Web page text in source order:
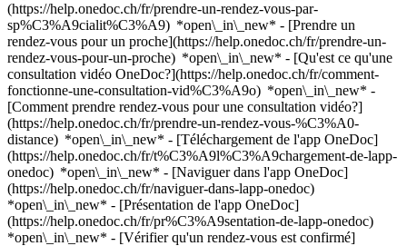
(https://help.onedoc.ch/fr/prendre-un-rendez-vous-par-
sp%C3%A9cialit%C3%A9) *open\_in\_new* - [Prendre un
rendez-vous pour un proche](https://help.onedoc.ch/fr/prendre-un-
rendez-vous-pour-un-proche) *open\_in\_new* - [Qu'est ce qu'une
consultation vidéo OneDoc?](https://help.onedoc.ch/fr/comment-
fonctionne-une-consultation-vid%C3%A9o) *open\_in\_new* -
[Comment prendre rendez-vous pour une consultation vidéo?]
(https://help.onedoc.ch/fr/prendre-un-rendez-vous-%C3%A0-
distance) *open\_in\_new* - [Téléchargement de l'app OneDoc]
(https://help.onedoc.ch/fr/t%C3%A9l%C3%A9chargement-de-lapp-
onedoc) *open\_in\_new* - [Naviguer dans l'app OneDoc]
(https://help.onedoc.ch/fr/naviguer-dans-lapp-onedoc)
*open\_in\_new* - [Présentation de l'app OneDoc]
(https://help.onedoc.ch/fr/pr%C3%A9sentation-de-lapp-onedoc)
*open\_in\_new* - [Vérifier qu'un rendez-vous est confirmé](https://help.onedoc.ch/fr/v%C3%A9rifier-quun-rendez-vous-est-confirm%C3%A9) *open\_in\_new* - [Annuler un rendez-vous pris en ligne sur OneDoc](https://help.onedoc.ch/fr/annuler-un-rendez-vous-pris-en-ligne-sur-onedoc) *open\_in\_new* - [Je ne reçois pas de confirmation de rendez-vous](https://help.onedoc.ch/fr/je-ne-re%C3%A7ois-pas-de-confirmation-de-rendez-vous) *open\_in\_new* [Voir tous nos articles *open\_in\_new*](https://help.onedoc.ch/fr/) *photo\_camera*+ 4 photos # Cabinet RegardViSion ![Badge indiquant un profil vérifié](https://www.onedoc.ch/assets/images/icons/checkmark.svg) ## Centre médical Carte Présentation L'équipe ![Icône patient avec un signe plus annonçant que le professionnel accepte de nouveaux patients](https://www.onedoc.ch/assets/images/icons/new-patients.svg) ### Patients acceptés Cabinet RegardViSion accepte les nouveaux patients ![Icône mallette annonçant les spécialités du professionnel de santé](https://www.onedoc.ch/assets/images/icons/specialties.svg) ### Spécialités Chirurgie ophtalmique Médecine esthétique Ophtalmologie [*arrow\_drop\_down*Voir plus](https://www.onedoc.ch) ![Icône microscope annonçant les expertises dans lesquelles le professionnel est spécialisé](https://www.onedoc.ch/assets/images/icons/expertises.svg) ### Expertises Blépharoplastie | Chirurgie des paupières Oculoplastie [*arrow\_drop\_down*Voir plus](https://www.onedoc.ch) ![Marqueur annonçant la carte et les informations d’accès du cabinet](https://www.onedoc.ch/assets/images/icons/map.svg) ### Carte et informations d'accès #### Cabinet RegardViSion Rue de Lausanne 27 1950 Sion #### Site web [Voir le site *open\_in\_new*](https://regardvision.ch/) ![Icône document annonçant la présentation de l’établissement](https://www.onedoc.ch/assets/images/icons/presentation.svg) ### Présentation de l'établissement Contact direct au 078 218 30 29 par messages et Whatsapp Le __Cabinet d’Ophtalmologie RegardViSion__ réunit une équipe spécialisée en santé oculaire et en chirurgie ophtalmologique. L’ophtalmologie est la spécialité médicale dédiée au diagnostic, au traitement et à la prévention des maladies des yeux et des troubles de la vision. Elle comprend les examens de la vue, le dépistage des pathologies oculaires ainsi que les traitements médicaux et chirurgicaux. ## Équipe médicale __Dr Dimitri Baeriswyl, Ophtalmologiste Chirurgien__ Originaire du canton de Fribourg, il a effectué ses études de médecine aux Universités de Fribourg et de Bâle, avec des séjours académiques à Berlin et à Londres. Diplômé en 2012, il a exercé en pédiatrie au Nicaragua puis en chirurgie et anesthésiologie à Zurich. Il a réalisé sa formation en ophtalmologie à Lucerne, Lausanne et Neuchâtel, obtenant son titre de spécialiste en 2021, avant de poursuivre une formation chirurgicale en Suisse romande et à Berne. Il est titulaire d’un titre d’ophtalmochirurgie et prend en charge la chirurgie de la cataracte, de la conjonctive et des paupières. __Dr Pierre Coulon, Ophtalmologiste Oculo-plasticien__ Spécialisé en chirurgie orbito-palpébrale et en chirurgie réparatrice cutanée du visage. Diplômes et certifications : • DU Chirurgie Réparatrice des Cancers Cutanés de la Face – Université d’Angers • DU 3e Cycle Chirurgie Orbito-Palpébrale – Université de Limoges • DU Dépistage Mélanome et Cancers Cutanés – Université Claude Bernard Lyon 1 • Faculté de Médecine PURPAN – Université Paul Sabatier • Ancien Chef de Clinique Universitaire – Université de Bordeaux • Ancien Assistant Centre Hospitalo-Universitaire – CHU de Bordeaux __Sophie Lachambre, Optométriste__ Diplômes : • Doctorat en Optométrie – Université de Montréal, Canada Elle réalise des bilans visuels complets et participe au suivi optométrique des patients. ## Prestations du cabinet Le cabinet assure : __Consultations et bilans__ Bilan oculo-visuel, examen de la vue, avis pour correction laser, bilan pour permis de conduire, suivi du contrôle myopique chez les jeunes. __Dépistage et suivi des pathologies oculaires__ Cataracte, macula, rétine, atteintes liées au diabète, glaucome, sécheresse oculaire, tension oculaire, dystonies faciales. __Avis et traitements chirurgicaux__ Paupières, lésions cutanées périoculaires, ptérygion, pinguecula, chalazion, sondage et irrigation des voies lacrymales, dystrophies cornéennes, greffe cornéenne, kératocône, cataracte, chirurgie de la macula, de la rétine et du glaucome, traitements laser. ## Équipements Le cabinet dispose d’un plateau technique comprenant : microscopes opératoires, lasers Argon et YAG, accès au bloc opératoire, topographe et topogramme cornéen, tomographie à cohérence optique (OCT), aberromètre, bilan lacrymal, biomètre à longueur axiale, champs visuels, caméras de fond d’œil (standard et périphérique) et angiographe. La prise de rendez-vous s’effectue en ligne via __OneDoc__. [*arrow\_drop\_down*Voir plus](https://www.onedoc.ch) [![Cabinet RegardViSion, centre médical à Sion](https://assets.onedoc.ch/images/entities/05b5011e68d5f3c36bef88262d02437d4bcf6e7e307d886646fd15c0eb8556fa-small.jpg "Cabinet RegardViSion, centre médical à Sion")](https://assets.onedoc.ch/images/entities/05b5011e68d5f3c36bef88262d02437d4bcf6e7e307d886646fd15c0eb8556fa.jpg)[![Cabinet RegardViSion, centre médical à Sion](https://assets.onedoc.ch/images/entities/6298fbb9cd757ad6f9945e6b6f332f11acf3619d6e25ceb090363edeb0da59e2-small.jpg "Cabinet RegardViSion, centre médical à Sion")](https://assets.onedoc.ch/images/entities/6298fbb9cd757ad6f9945e6b6f332f11acf3619d6e25ceb090363edeb0da59e2.jpg)[![Cabinet RegardViSion, centre médical à Sion](https://assets.onedoc.ch/images/entities/467d03a7cb6da710bafbb5d1a3b9939b3b74112e319f9c114b2a056c8fc3db1d-small.jpg "Cabinet RegardViSion, centre médical à Sion")](https://assets.onedoc.ch/images/entities/467d03a7cb6da710bafbb5d1a3b9939b3b74112e319f9c114b2a056c8fc3db1d.jpg)[![Cabinet RegardViSion, centre médical à Sion](https://assets.onedoc.ch/images/entities/363ec3707efcc3b60b84ba7625ae21af13d0d273c95e4fc3b385a767d3ba9ce2-small.png "Cabinet RegardViSion, centre médical à Sion")](https://assets.onedoc.ch/images/entities/363ec3707efcc3b60b84ba7625ae21af13d0d273c95e4fc3b385a767d3ba9ce2.png)[![Cabinet RegardViSion, centre médical à Sion](https://assets.onedoc.ch/images/entities/09a12f81168c3853632b6fd587beff13d9a8fc7da8079616af167ce01e955dc9-small.jpg "Cabinet RegardViSion, centre médical à Sion")](https://assets.onedoc.ch/images/entities/09a12f81168c3853632b6fd587beff13d9a8fc7da8079616af167ce01e955dc9.jpg) ![Icône groupe de personnes annonçant la liste des professionnels de santé de l’établissement](https://www.onedoc.ch/assets/images/icons/team.svg) ### L'équipe Ophtalmologues [![Dimitri Baeriswyl, ophtalmologue à Sion](https://assets.onedoc.ch/images/users/cd43e19058651e010fe47a07d758237b9ece338f326949c8d12fd8491c657614-small.png "Dimitri Baeriswyl, ophtalmologue à Sion") \ __Dr. Dimitri Baeriswyl__](https://www.onedoc.ch/fr/ophtalmologue/sion/pc2ba/dr-dimitri-baeriswyl) [![Pierre Coulon, ophtalmologue à Sion](https://assets.onedoc.ch/images/users/a68c82875dbd295e91a4dc114fce92889a8fe9f29d60846242282793463e1d68-small.jpg "Pierre Coulon, ophtalmologue à Sion") \ __Dr. Pierre Coulon__](https://www.onedoc.ch/fr/ophtalmologue/sion/pyky/dr-pierre-coulon) ![Icône bulle de dialogue annonçant la section FAQ](https://www.onedoc.ch/assets/images/icons/faq.svg) ### FAQ *expand\_more* *keyboard\_arrow\_right* ## Quelle est l'adresse de Cabinet RegardViSion? Cabinet RegardViSion reçoit des patients à Rue de Lausanne 27, 1950 Sion. * * * *keyboard\_arrow\_right* ## Quel est le site web de Cabinet RegardViSion? Vous pouvez consulter le site web de Cabinet RegardViSion à l'adresse suivante: [https://regardvision.ch/ *open\_in\_new*](https://regardvision.ch/) . * * * *keyboard\_arrow\_right* ## Quel est le numéro de téléphone de Cabinet RegardViSion? Le numéro de téléphone de Cabinet RegardViSion est [078 218 30 29](tel:+41782183029). * * * *keyboard\_arrow\_right* ## Quelles sont les spécialités pratiquées au sein de Cabinet RegardViSion? Cabinet RegardViSion propose des consultations en [Chirurgie ophtalmique](https://www.onedoc.ch/fr/chirurgien-ophtalmologue/sion), [Médecine esthétique](https://www.onedoc.ch/fr/specialiste-en-medecine-esthetique/sion) et [Ophtalmologie](https://www.onedoc.ch/fr/ophtalmologue/sion). * * * *keyboard\_arrow\_right* ## Quelles sont les expertises de Cabinet RegardViSion? Les expertises de Cabinet RegardViSion sont: [Blépharoplastie | Chirurgie des paupières](https://www.onedoc.ch/fr/blepharoplastie-chirurgie-des-paupieres/sion) et [Oculoplastie](https://www.onedoc.ch/fr/oculoplastie/sion). * * * *keyboard\_arrow\_right* ## Est-ce que Cabinet RegardViSion accepte les nouveaux patients? Oui, Cabinet RegardViSion accepte les nouveaux patients. Pour prendre rendez-vous, les nouveaux patients peuvent facilement réserver en ligne via OneDoc. * * * *keyboard\_arrow\_right* ## Quelles sont les langues parlées au sein de Cabinet RegardViSion? Cabinet RegardViSion propose des consultations en Anglais, Espagnol, Français et Allemand. 1. [OneDoc](https://www.onedoc.ch/fr/)/ 2. [Centre médical](https://www.onedoc.ch/fr/centre-medical)/ 3. [Canton du Valais](https://www.onedoc.ch/fr/centre-medical/canton-du-valais)/ 4. [Sion](https://www.onedoc.ch/fr/centre-medical/sion)/ 5. Cabinet RegardViSion ### Prenez RDV avec Cabinet RegardViSion Renseignez les informations suivantes 1 Spécialité Sélectionnez une spécialité * * * *touch\_app* Choisissez un créneau horaire *chevron\_left* mer. 05 août *chevron\_right* Voir plus de rendez-vous Créneau horaire Prendre rendez-vous ### Téléchargez l'app OneDoc Prenez rendez-vous en ligne chez un médecin, un dentiste ou un thérapeute proche de vous en Suisse. L'application OneDoc vous permet de gérer tous vos rendez-vous méd